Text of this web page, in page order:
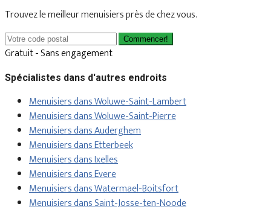
Trouvez le meilleur menuisiers près de chez vous.
Commencer!
Gratuit - Sans engagement
Spécialistes dans d'autres endroits
Menuisiers dans Woluwe-Saint-Lambert
Menuisiers dans Woluwe-Saint-Pierre
Menuisiers dans Auderghem
Menuisiers dans Etterbeek
Menuisiers dans Ixelles
Menuisiers dans Evere
Menuisiers dans Watermael-Boitsfort
Menuisiers dans Saint-Josse-ten-Noode